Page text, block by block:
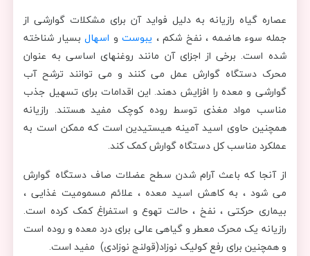
عصاره گیاه رازیانه به دلیل فواید آن برای مشکلات گوارشی از
جمله سوء هاضمه ، نفخ شکم ، یبوستو اسهالبسیار شناخته
شده است. برخی از اجزای آن مانند روغنهای اساسی به عنوان
محرک دستگاه گوارش عمل می کنند و می توانند ترشح آب
گوارشی و معده را افزایش دهند. این اقدامات برای تسهیل جذب
مناسب مواد مغذی توسط روده کوچک مفید هستند. رازیانه
همچنین حاوی اسید آمینه هیستیدین است که ممکن است به
عملکرد مناسب کل دستگاه گوارش کمک کند.
از آنجا که باعث آرام شدن سطح عضلات صاف دستگاه گوارش
می شود ، به کاهش اسید معده ، علائم مسمومیت غذایی ،
بیماری حرکتی ، نفخ ، حالت تهوع و استفراغ کمک کرده است.
رازیانه یک محرک معطر و گیاهی عالی برای درد معده و روده است
و همچنین برای رفع کولیک نوزاد(قولنج نوزادی) مفید است.